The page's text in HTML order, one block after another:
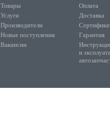
Товары
Услуги
Производители
Новые поступления
Вакансии
Оплата
Доставка
Гарантия
и